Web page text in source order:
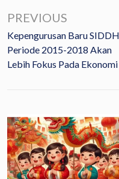
PREVIOUS
Kepengurusan Baru
Periode 2015-2018 Akan
Lebih Fokus Pada Ekonomi